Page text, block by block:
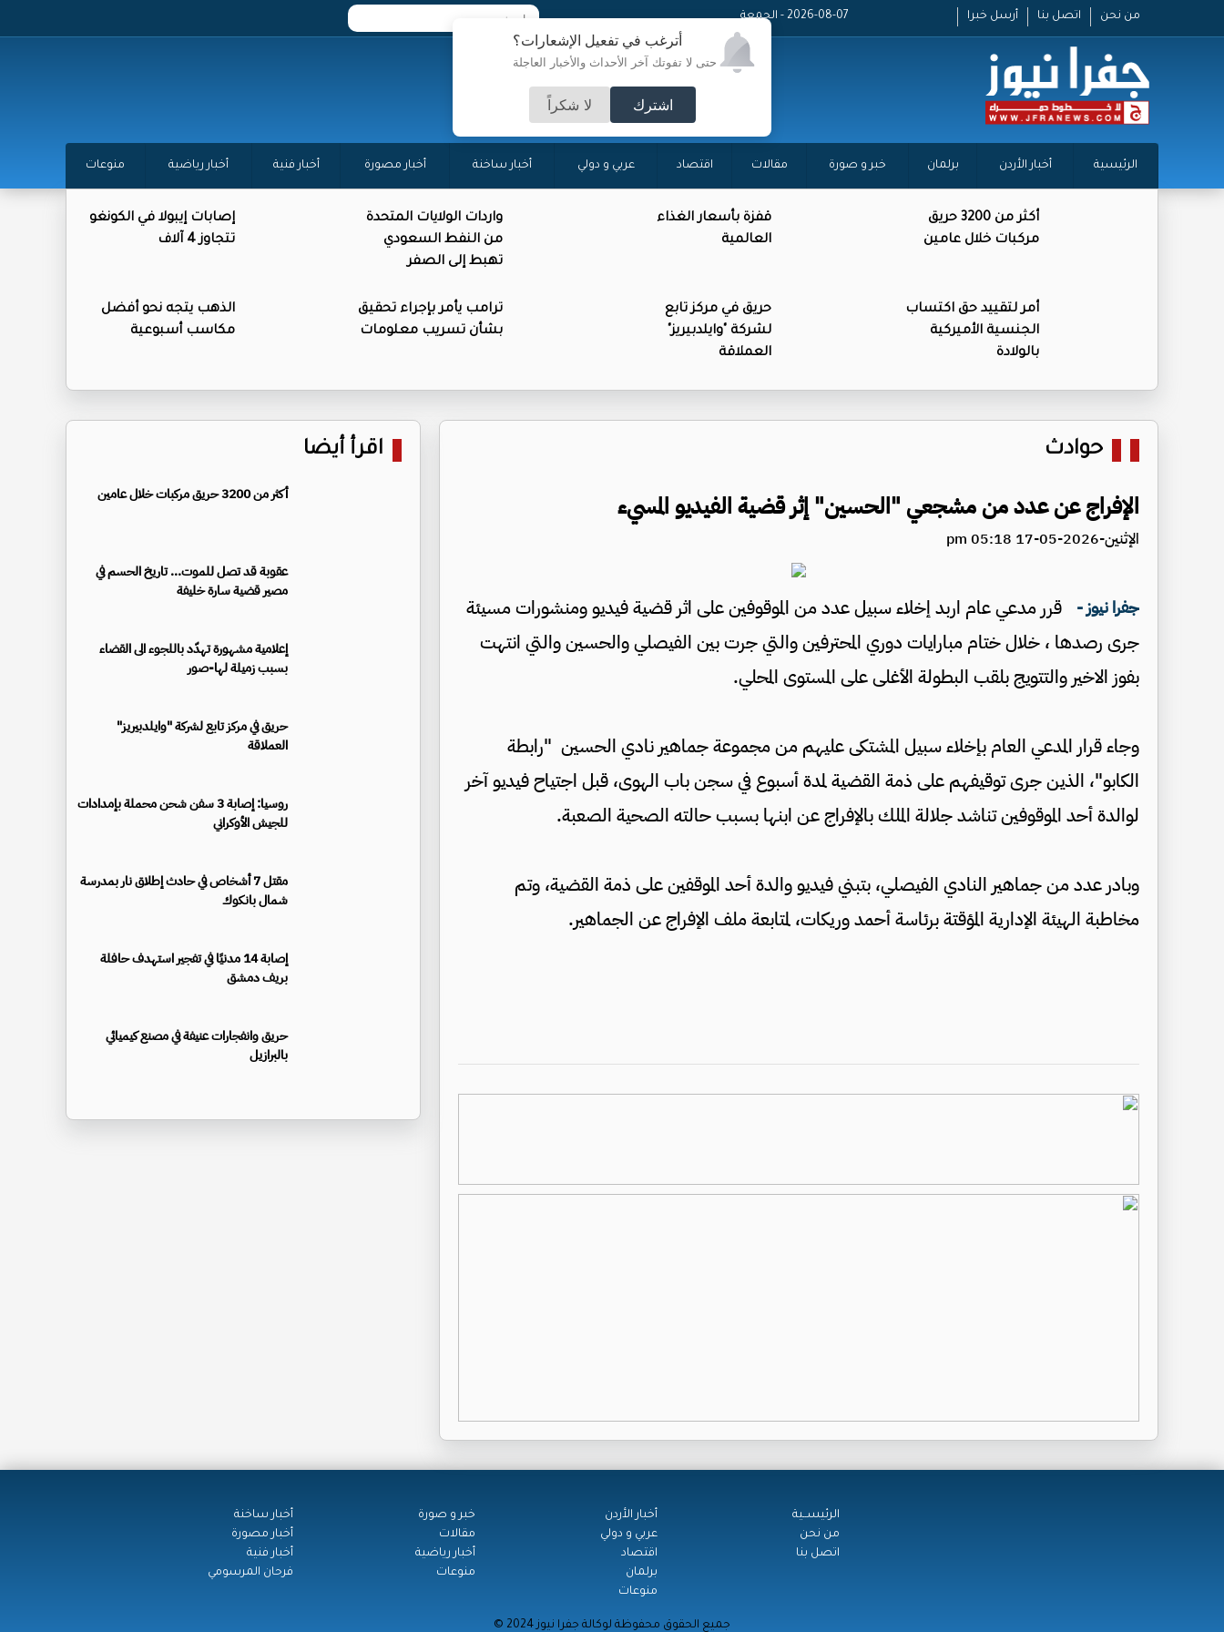
أترغب في تفعيل الإشعارات؟
حتى لا تفوتك آخر الأحداث والأخبار العاجلة
اشترك لا شكراً
من نحن اتصل بنا أرسل خبرا 2026-08-07 - الجمعة
الرئيسية أخبار الأردن برلمان خبر و صورة مقالات اقتصاد عربي و دولي أخبار ساخنة أخبار مصورة أخبار فنية أخبار رياضية منوعات
أكثر من 3200 حريق
مركبات خلال عامين
قفزة بأسعار الغذاء
العالمية
واردات الولايات المتحدة
من النفط السعودي
تهبط إلى الصفر
إصابات إيبولا في الكونغو
تتجاوز 4 آلاف
أمر لتقييد حق اكتساب
الجنسية الأميركية
بالولادة
حريق في مركز تابع
لشركة "وايلدبيريز"
العملاقة
ترامب يأمر بإجراء تحقيق
بشأن تسريب معلومات
الذهب يتجه نحو أفضل
مكاسب أسبوعية
حوادث
الإفراج عن عدد من مشجعي "الحسين" إثر قضية الفيديو المسيء
الإثنين-2026-05-17 05:18 pm
جفرا نيوز -
قرر مدعي عام اربد إخلاء سبيل عدد من الموقوفين على اثر قضية فيديو ومنشورات مسيئة
جرى رصدها ، خلال ختام مبارايات دوري المحترفين والتي جرت بين الفيصلي والحسين والتي انتهت
بفوز الاخير والتتويج بلقب البطولة الأغلى على المستوى المحلي.
وجاء قرار المدعي العام بإخلاء سبيل المشتكى عليهم من مجموعة جماهير نادي الحسين "رابطة
الكابو"، الذين جرى توقيفهم على ذمة القضية لمدة أسبوع في سجن باب الهوى، قبل اجتياح فيديو آخر
لوالدة أحد الموقوفين تناشد جلالة الملك بالإفراج عن ابنها بسبب حالته الصحية الصعبة.
وبادر عدد من جماهير النادي الفيصلي، بتبني فيديو والدة أحد الموقفين على ذمة القضية، وتم
مخاطبة الهيئة الإدارية المؤقتة برئاسة أحمد وريكات، لمتابعة ملف الإفراج عن الجماهير.
اقرأ أيضا
أكثر من 3200 حريق مركبات خلال عامين
عقوبة قد تصل للموت... تاريخ الحسم في
مصير قضية سارة خليفة
إعلامية مشهورة تهدّد باللجوء الى القضاء
بسبب زميلة لها-صور
حريق في مركز تابع لشركة "وايلدبيريز"
العملاقة
روسيا: إصابة 3 سفن شحن محملة بإمدادات
للجيش الأوكراني
مقتل 7 أشخاص في حادث إطلاق نار بمدرسة
شمال بانكوك
إصابة 14 مدنيًا في تفجير استهدف حافلة
بريف دمشق
حريق وانفجارات عنيفة في مصنع كيميائي
بالبرازيل
الرئيســية
من نحن
اتصل بنا
أخبار الأردن
عربي و دولي
اقتصاد
برلمان
منوعات
خبر و صورة
مقالات
أخبار رياضية
منوعات
أخبار ساخنة
أخبار مصورة
أخبار فنية
فرحان المرسومي
© جميع الحقوق محفوظة لوكالة جفرا نيوز 2024